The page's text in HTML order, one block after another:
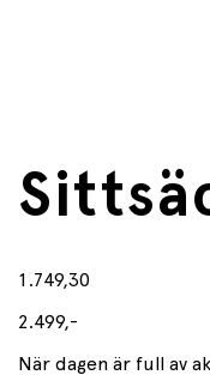
1.749,30
2.499,-
När dagen är full av